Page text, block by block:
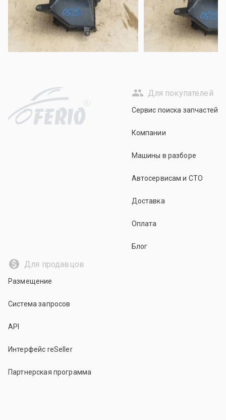
R
Для покупателей
Сервис поиска запчастей
Компании
Машины в разборе
Автосервисам и СТО
Доставка
Оплата
Блог
Для продавцов
Размещение
Система запросов
API
Интерфейс reSeller
Партнерская программа